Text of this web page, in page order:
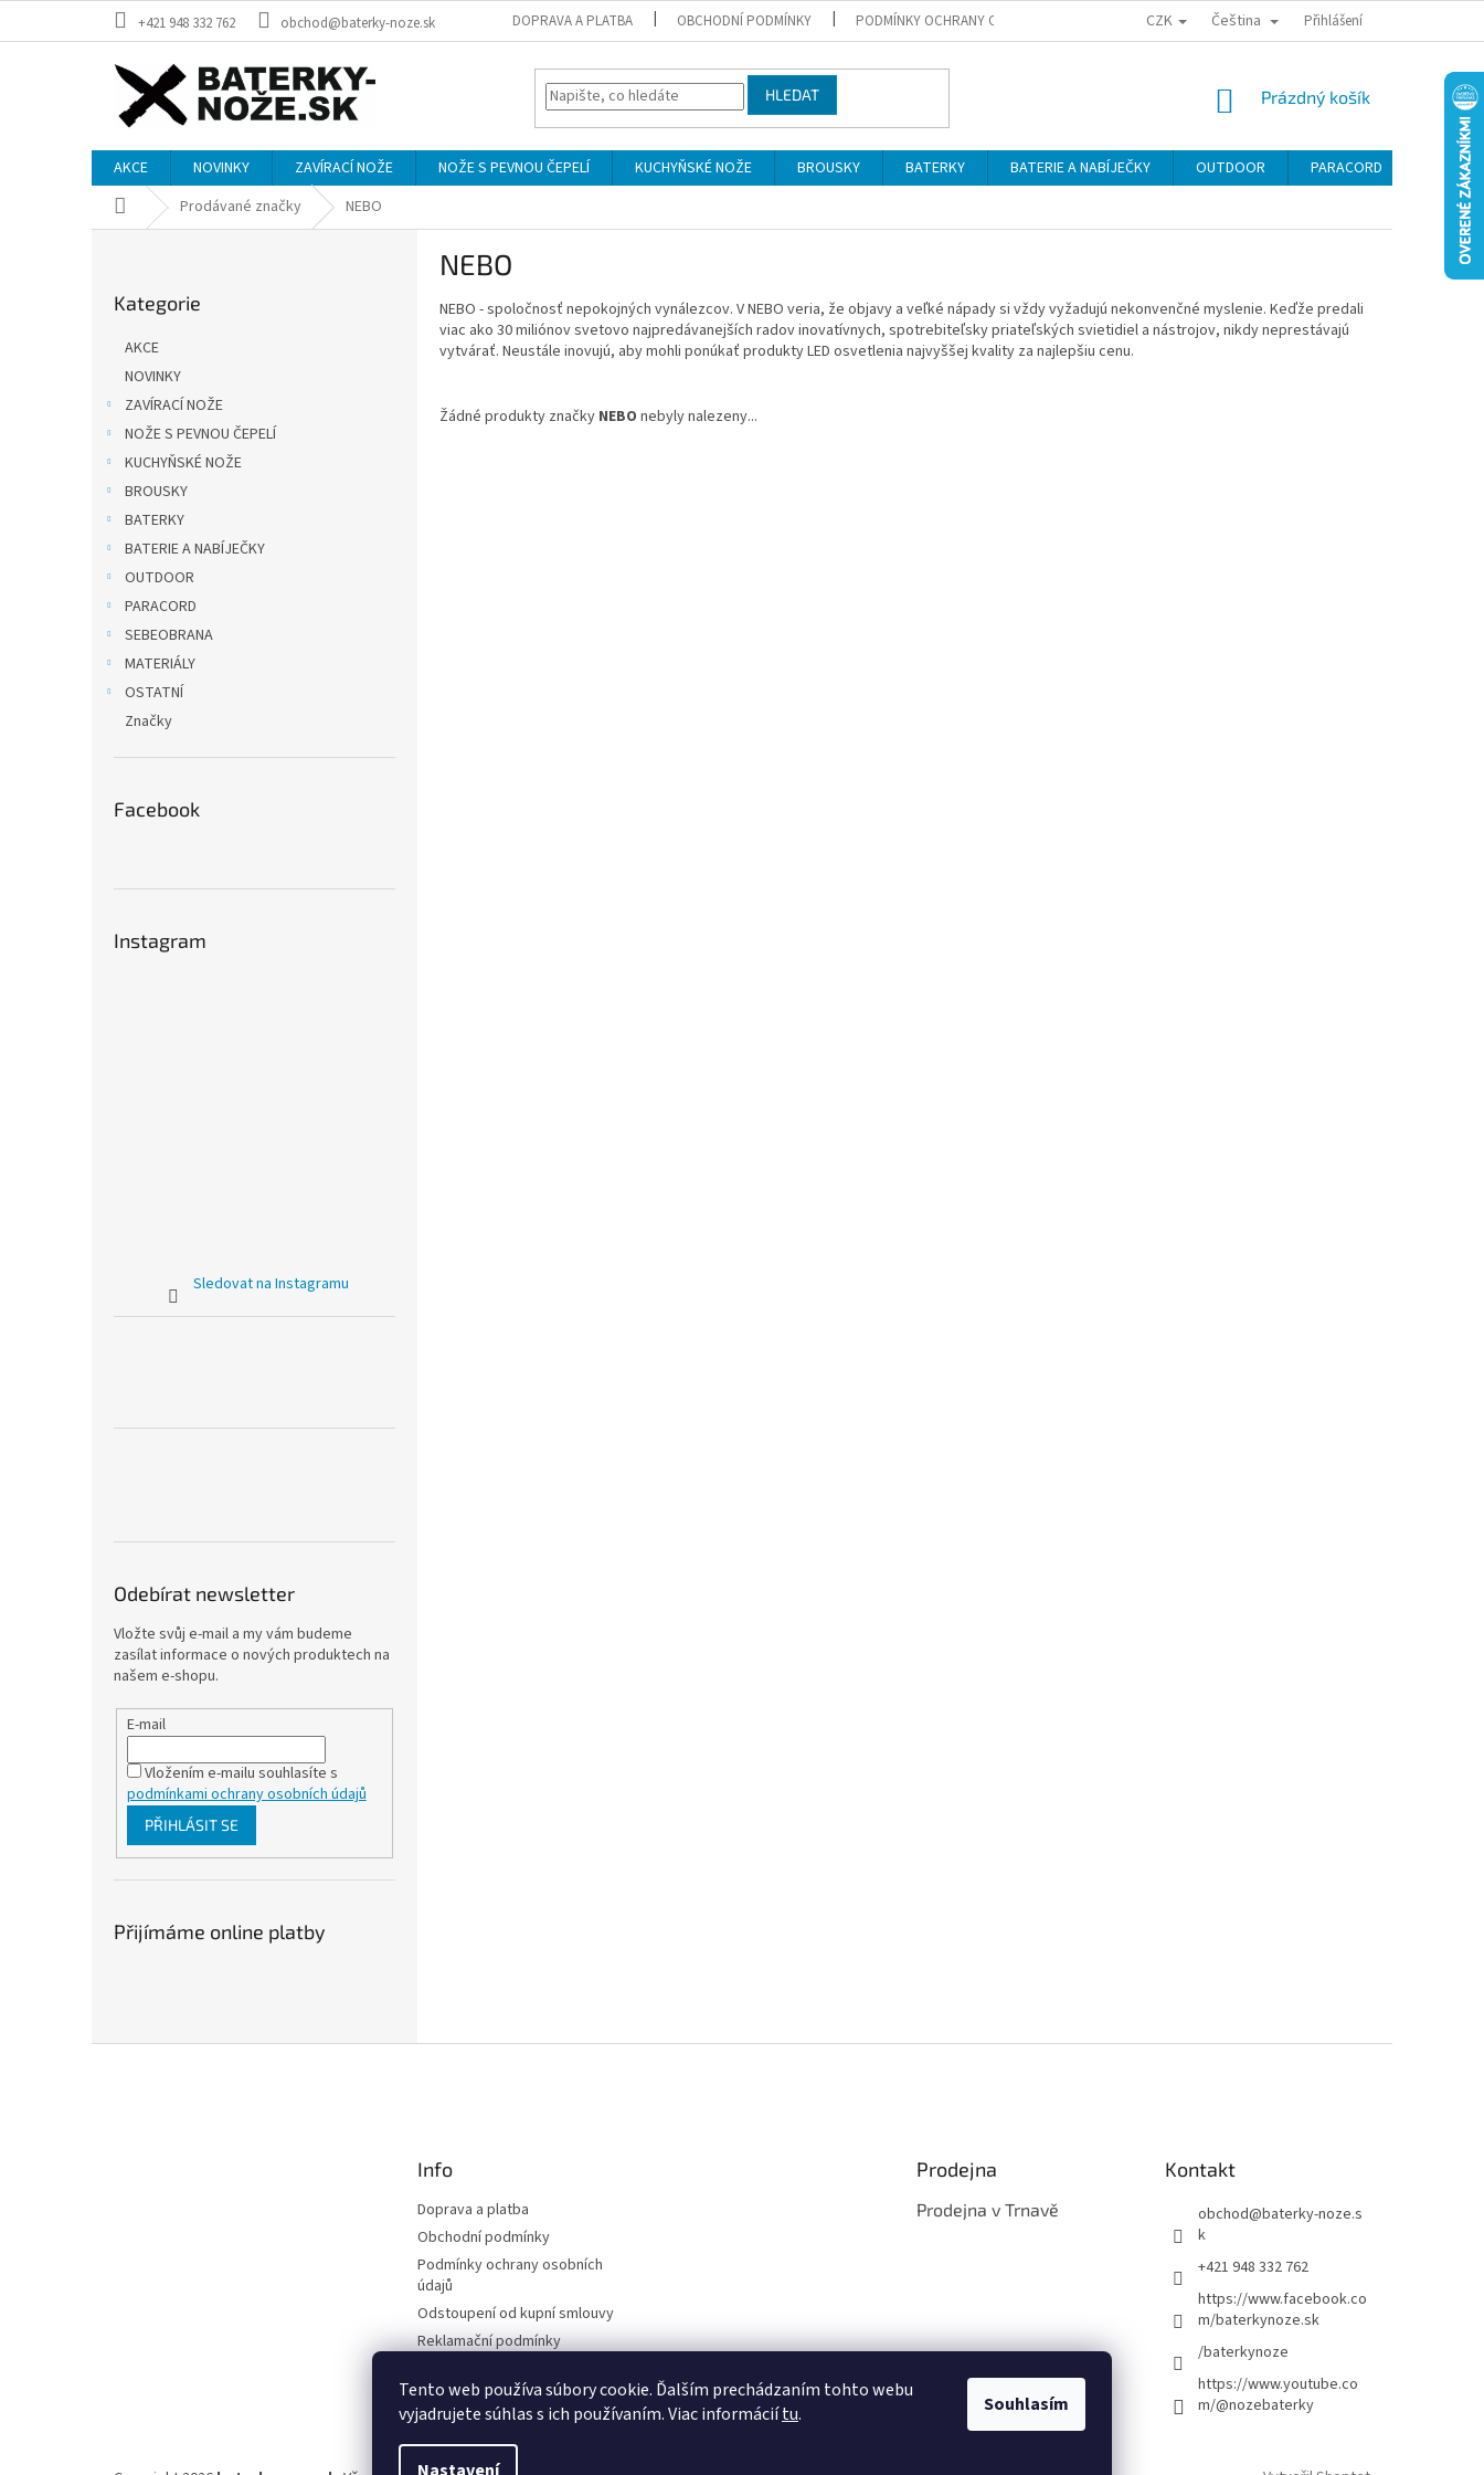
Tento web používa súbory cookie. Ďalším prechádzaním tohto webu
vyjadrujete súhlas s ich používaním. Viac informáciítu. Souhlasím
+421 948 332 762 obchod@baterky-noze.sk DOPRAVA A PLATBA OBCHODNÍ PODMÍNKY PODMÍNKY OCHRANY OSOBNÍCH ÚDAJŮ ODSTOUPENÍ OD KUPNÍ SMLOUVY
CZK Čeština Přihlášení
HLEDAT
NÁKUPNÍ
Prázdný košík
AKCE NOVINKY ZAVÍRACÍ NOŽE NOŽE S PEVNOU ČEPELÍ KUCHYŇSKÉ NOŽE BROUSKY BATERKY BATERIE A NABÍJEČKY OUTDOOR PARACORD
Domů Prodávané značky NEBO
kategorie
Kategorie
AKCE
NOVINKY
ZAVÍRACÍ NOŽE
NOŽE S PEVNOU ČEPELÍ
KUCHYŇSKÉ NOŽE
BROUSKY
BATERKY
BATERIE A NABÍJEČKY
OUTDOOR
PARACORD
SEBEOBRANA
MATERIÁLY
OSTATNÍ
Značky
Facebook
Instagram
Sledovat na Instagramu
Odebírat newsletter
Vložte svůj e-mail a my vám budeme
zasílat informace o nových produktech na
našem e-shopu.
E-mail
Vložením e-mailu souhlasíte s
podmínkami ochrany osobních údajů
PŘIHLÁSIT SE
Přijímáme online platby
NEBO
NEBO - spoločnosť nepokojných vynálezcov. V NEBO veria, že objavy a veľké nápady si vždy vyžadujú nekonvenčné myslenie. Keďže predali
viac ako 30 miliónov svetovo najpredávanejších radov inovatívnych, spotrebiteľsky priateľských svietidiel a nástrojov, nikdy neprestávajú
vytvárať. Neustále inovujú, aby mohli ponúkať produkty LED osvetlenia najvyššej kvality za najlepšiu cenu.
Žádné produkty značky NEBO nebyly nalezeny...
Info
Doprava a platba
Obchodní podmínky
Podmínky ochrany osobních
údajů
Odstoupení od kupní smlouvy
Reklamační podmínky
Prodejna
Prodejna v Trnavě
Kontakt
obchod@baterky-noze.s
k
+421 948 332 762
https://www.facebook.co
m/baterkynoze.sk
/baterkynoze
https://www.youtube.co
m/@nozebaterky